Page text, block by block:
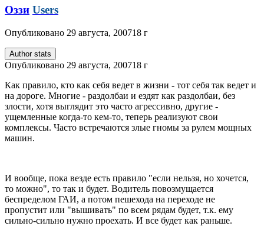
Оззи Users
Опубликовано 29 августа, 200718 г
Author stats
Опубликовано 29 августа, 200718 г
Как правило, кто как себя ведет в жизни - тот себя так ведет и
на дороге. Многие - раздолбаи и ездят как раздолбаи, без
злости, хотя выглядит это часто агрессивно, другие -
ущемленные когда-то кем-то, теперь реализуют свои
комплексы. Часто встречаются злые гномы за рулем мощных
машин.
И вообще, пока везде есть правило "если нельзя, но хочется,
то можно", то так и будет. Водитель повозмущается
беспределом ГАИ, а потом пешехода на переходе не
пропустит или "вышивать" по всем рядам будет, т.к. ему
сильно-сильно нужно проехать. И все будет как раньше.